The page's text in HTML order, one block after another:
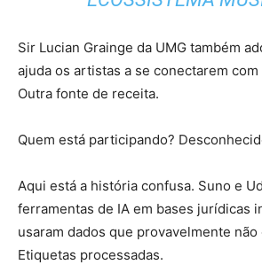
Sir Lucian Grainge da UMG também
ajuda os artistas a se conectarem com
Outra fonte de receita.
Quem está participando?
Aqui está a história confusa. Suno e
ferramentas de IA em bases jurídicas
usaram dados que provavelmente não
Etiquetas processadas.